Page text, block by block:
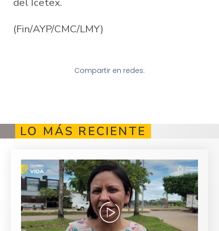
(Fin/AYP/CMC/LMY)
Compartir en redes:
LO MÁS RECIENTE